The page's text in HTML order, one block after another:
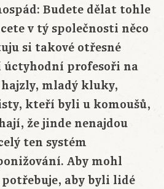
Budete dělat tohle
v tý společnosti něco
si takové otřesné
úctyhodní profesoři na
mladý kluky,
kteří byli u komoušů,
že jinde nenajdou
ten systém
Aby mohl
aby byli lidé